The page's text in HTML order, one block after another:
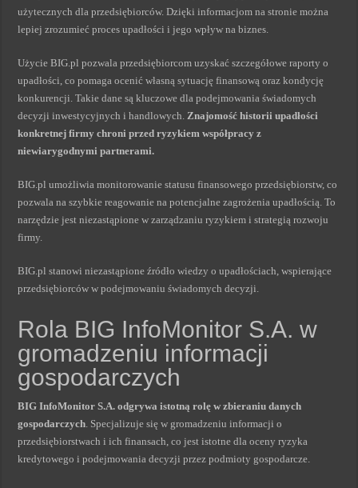
użytecznych dla przedsiębiorców. Dzięki informacjom na stronie można
lepiej zrozumieć proces upadłości i jego wpływ na biznes.
Użycie BIG.pl pozwala przedsiębiorcom uzyskać szczegółowe raporty o
upadłości, co pomaga ocenić własną sytuację finansową oraz kondycję
konkurencji. Takie dane są kluczowe dla podejmowania świadomych
decyzji inwestycyjnych i handlowych.Znajomość historii upadłości
konkretnej firmy chroni przed ryzykiem współpracy z
niewiarygodnymi partnerami.
BIG.pl umożliwia monitorowanie statusu finansowego przedsiębiorstw, co
pozwala na szybkie reagowanie na potencjalne zagrożenia upadłością. To
narzędzie jest niezastąpione w zarządzaniu ryzykiem i strategią rozwoju
firmy.
BIG.pl stanowi niezastąpione źródło wiedzy o upadłościach, wspierające
przedsiębiorców w podejmowaniu świadomych decyzji.
Rola BIG InfoMonitor S.A. w
gromadzeniu informacji
gospodarczych
BIG InfoMonitor S.A. odgrywa istotną rolę w zbieraniu danych
gospodarczych. Specjalizuje się w gromadzeniu informacji o
przedsiębiorstwach i ich finansach, co jest istotne dla oceny ryzyka
kredytowego i podejmowania decyzji przez podmioty gospodarcze.